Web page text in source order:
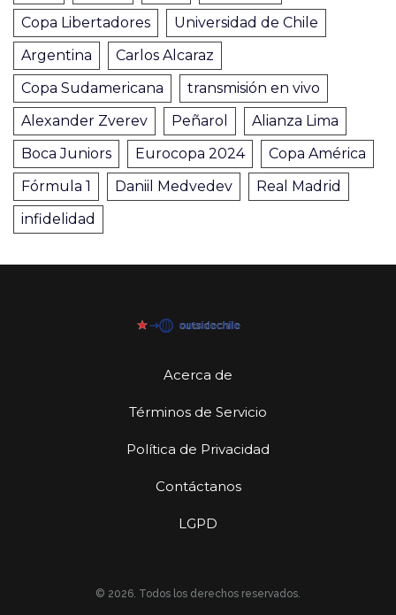
Copa Libertadores
Universidad de Chile
Argentina
Carlos Alcaraz
Copa Sudamericana
transmisión en vivo
Alexander Zverev
Peñarol
Alianza Lima
Boca Juniors
Eurocopa 2024
Copa América
Fórmula 1
Daniil Medvedev
Real Madrid
infidelidad
Acerca de
Términos de Servicio
Política de Privacidad
Contáctanos
LGPD
© 2026. Todos los derechos reservados.